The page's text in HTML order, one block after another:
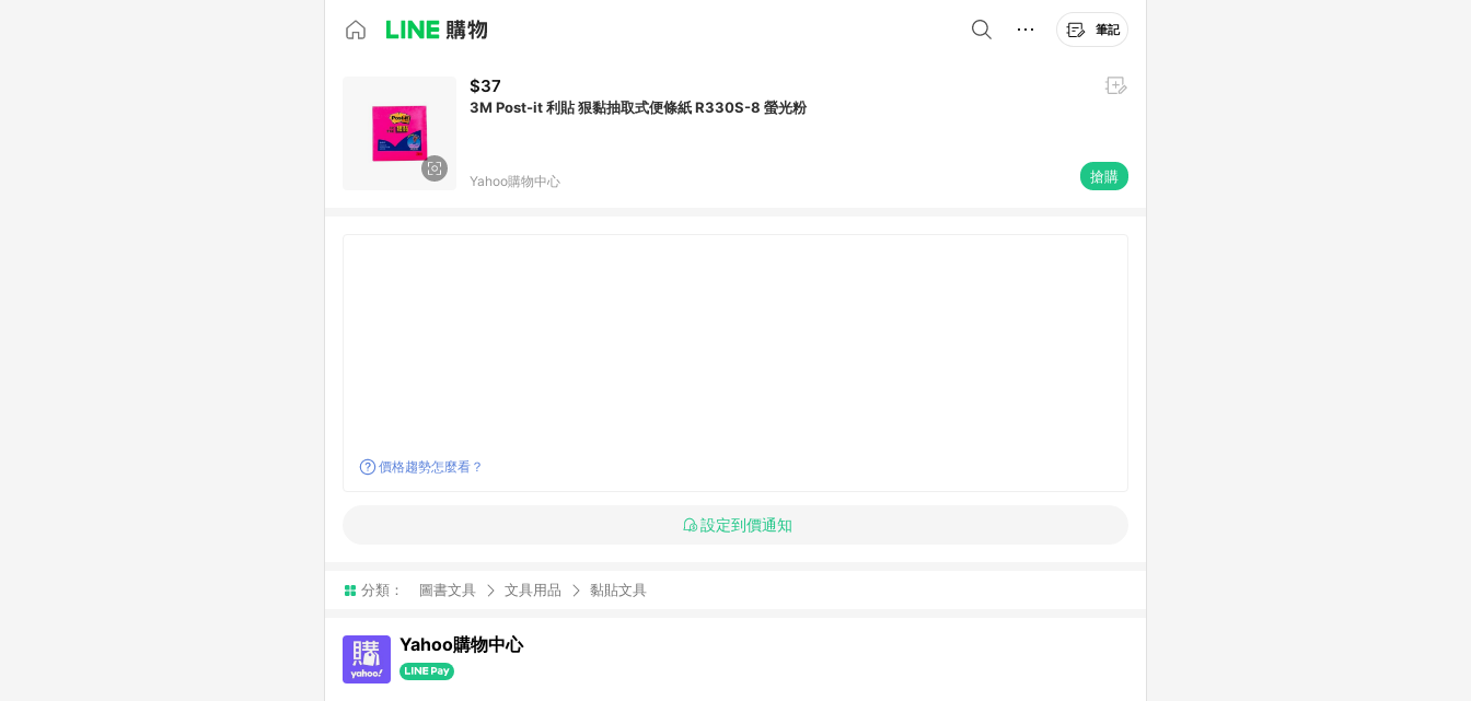
筆記
$37
3M Post-it 利貼 狠黏抽取式便條紙 R330S-8 螢光粉
Yahoo購物中心 搶購
價格趨勢怎麼看？
設定到價通知
分類： 圖書文具 文具用品 黏貼文具
Yahoo購物中心